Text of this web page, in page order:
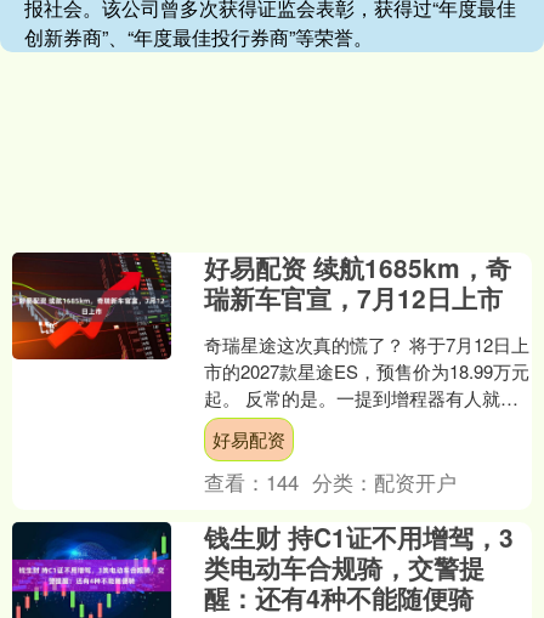
报社会。该公司曾多次获得证监会表彰，获得过“年度最佳
创新券商”、“年度最佳投行券商”等荣誉。
好易配资 续航1685km，奇
瑞新车官宣，7月12日上市
奇瑞星途这次真的慌了？ 将于7月12日上
市的2027款星途ES，预售价为18.99万元
起。 反常的是。一提到增程器有人就会
觉得这是个过渡性的技术，只能应急使
用一....
好易配资
查看： 144 分类： 配资开户
钱生财 持C1证不用增驾，3
类电动车合规骑，交警提
醒：还有4种不能随便骑